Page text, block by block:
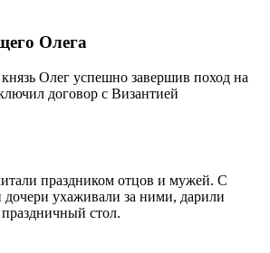
Олега
Олег успешно завершив поход на
договор с Византией
праздником отцов и мужей. С
ухаживали за ними, дарили
стол.